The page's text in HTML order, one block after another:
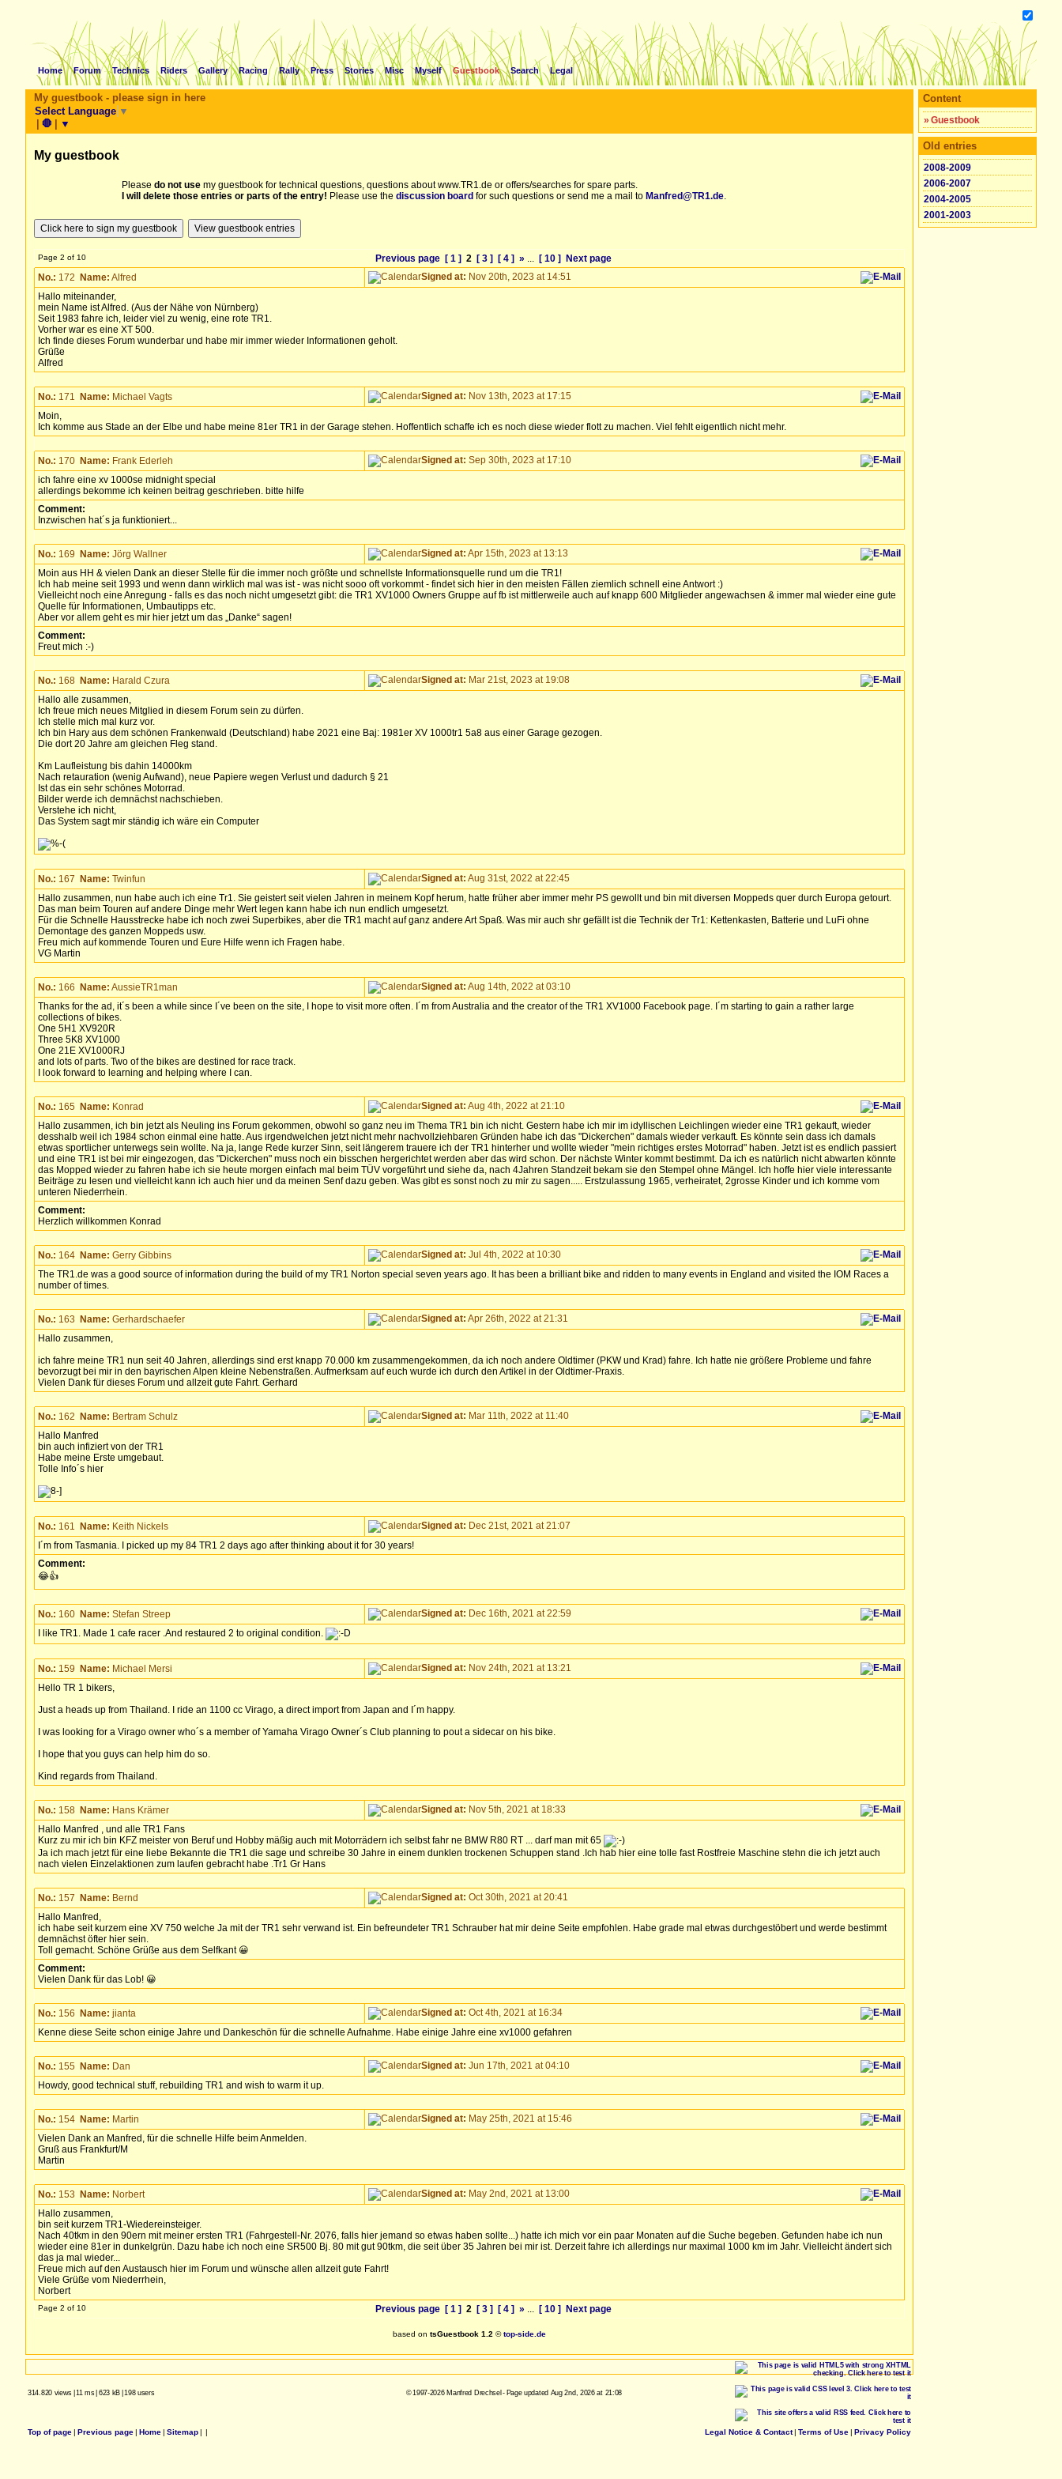
Home Forum Technics Riders Gallery Racing Rally Press Stories Misc Myself Guestbook Search Legal
My guestbook - please sign in here
Select Language ▼
| 🛑 | ▼
My guestbook
Please do not use my guestbook for technical questions, questions about www.TR1.de or offers/searches for spare parts.
I will delete those entries or parts of the entry! Please use the discussion board for such questions or send me a mail to Manfred@TR1.de
Page 2 of 10 Previous page [ 1 ] 2 [ 3 ] [ 4 ] » [ 10 ] Next page
No.: 172 Name: Alfred Signed at: Nov 20th, 2023 at 14:51
Hallo miteinander,
mein Name ist Alfred. (Aus der Nähe von Nürnberg)
Seit 1983 fahre ich, leider viel zu wenig, eine rote TR1.
Vorher war es eine XT 500.
Ich finde dieses Forum wunderbar und habe mir immer wieder Informationen geholt.
Grüße
Alfred
No.: 171 Name: Michael Vagts Signed at: Nov 13th, 2023 at 17:15
Moin,
Ich komme aus Stade an der Elbe und habe meine 81er TR1 in der Garage stehen. Hoffentlich schaffe ich es noch diese wieder flott zu machen. Viel fehlt eigentlich nicht mehr.
No.: 170 Name: Frank Ederleh Signed at: Sep 30th, 2023 at 17:10
ich fahre eine xv 1000se midnight special
allerdings bekomme ich keinen beitrag geschrieben. bitte hilfe
Comment:
Inzwischen hat´s ja funktioniert...
No.: 169 Name: Jörg Wallner Signed at: Apr 15th, 2023 at 13:13
Moin aus HH & vielen Dank an dieser Stelle für die immer noch größte und schnellste Informationsquelle rund um die TR1!
Ich hab meine seit 1993 und wenn dann wirklich mal was ist - was nicht sooo oft vorkommt - findet sich hier in den meisten Fällen ziemlich schnell eine Antwort :)
Vielleicht noch eine Anregung - falls es das noch nicht umgesetzt gibt: die TR1 XV1000 Owners Gruppe auf fb ist mittlerweile auch auf knapp 600 Mitglieder angewachsen & immer mal wieder eine gute
Quelle für Informationen, Umbautipps etc.
Aber vor allem geht es mir hier jetzt um das „Danke“ sagen!
Comment:
Freut mich :-)
No.: 168 Name: Harald Czura Signed at: Mar 21st, 2023 at 19:08
Hallo alle zusammen,
Ich freue mich neues Mitglied in diesem Forum sein zu dürfen.
Ich stelle mich mal kurz vor.
Ich bin Hary aus dem schönen Frankenwald (Deutschland) habe 2021 eine Baj: 1981er XV 1000tr1 5a8 aus einer Garage gezogen.
Die dort 20 Jahre am gleichen Fleg stand.
Km Laufleistung bis dahin 14000km
Nach retauration (wenig Aufwand), neue Papiere wegen Verlust und dadurch § 21
Ist das ein sehr schönes Motorrad.
Bilder werde ich demnächst nachschieben.
Verstehe ich nicht,
Das System sagt mir ständig ich wäre ein Computer
No.: 167 Name: Twinfun Signed at: Aug 31st, 2022 at 22:45
Hallo zusammen, nun habe auch ich eine Tr1. Sie geistert seit vielen Jahren in meinem Kopf herum, hatte früher aber immer mehr PS gewollt und bin mit diversen Moppeds quer durch Europa getourt.
Das man beim Touren auf andere Dinge mehr Wert legen kann habe ich nun endlich umgesetzt.
Für die Schnelle Hausstrecke habe ich noch zwei Superbikes, aber die TR1 macht auf ganz andere Art Spaß. Was mir auch shr gefällt ist die Technik der Tr1: Kettenkasten, Batterie und LuFi ohne
Demontage des ganzen Moppeds usw.
Freu mich auf kommende Touren und Eure Hilfe wenn ich Fragen habe.
VG Martin
No.: 166 Name: AussieTR1man Signed at: Aug 14th, 2022 at 03:10
Thanks for the ad, it´s been a while since I´ve been on the site, I hope to visit more often. I´m from Australia and the creator of the TR1 XV1000 Facebook page. I´m starting to gain a rather large
collections of bikes.
One 5H1 XV920R
Three 5K8 XV1000
One 21E XV1000RJ
and lots of parts. Two of the bikes are destined for race track.
I look forward to learning and helping where I can.
No.: 165 Name: Konrad Signed at: Aug 4th, 2022 at 21:10
Hallo zusammen, ich bin jetzt als Neuling ins Forum gekommen, obwohl so ganz neu im Thema TR1 bin ich nicht. Gestern habe ich mir im idyllischen Leichlingen wieder eine TR1 gekauft, wieder
desshalb weil ich 1984 schon einmal eine hatte. Aus irgendwelchen jetzt nicht mehr nachvollziehbaren Gründen habe ich das "Dickerchen" damals wieder verkauft. Es könnte sein dass ich damals
etwas sportlicher unterwegs sein wollte. Na ja, lange Rede kurzer Sinn, seit längerem trauere ich der TR1 hinterher und wollte wieder "mein richtiges erstes Motorrad" haben. Jetzt ist es endlich passiert
und eine TR1 ist bei mir eingezogen, das "Dickerchen" muss noch ein bisschen hergerichtet werden aber das wird schon. Der nächste Winter kommt bestimmt. Da ich es natürlich nicht abwarten könnte
das Mopped wieder zu fahren habe ich sie heute morgen einfach mal beim TÜV vorgeführt und siehe da, nach 4Jahren Standzeit bekam sie den Stempel ohne Mängel. Ich hoffe hier viele interessante
Beiträge zu lesen und vielleicht kann ich auch hier und da meinen Senf dazu geben. Was gibt es sonst noch zu mir zu sagen..... Erstzulassung 1965, verheiratet, 2grosse Kinder und ich komme vom
unteren Niederrhein.
Comment:
Herzlich willkommen Konrad
No.: 164 Name: Gerry Gibbins Signed at: Jul 4th, 2022 at 10:30
The TR1.de was a good source of information during the build of my TR1 Norton special seven years ago. It has been a brilliant bike and ridden to many events in England and visited the IOM Races a
number of times.
No.: 163 Name: Gerhardschaefer Signed at: Apr 26th, 2022 at 21:31
Hallo zusammen,
ich fahre meine TR1 nun seit 40 Jahren, allerdings sind erst knapp 70.000 km zusammengekommen, da ich noch andere Oldtimer (PKW und Krad) fahre. Ich hatte nie größere Probleme und fahre
bevorzugt bei mir in den bayrischen Alpen kleine Nebenstraßen. Aufmerksam auf euch wurde ich durch den Artikel in der Oldtimer-Praxis.
Vielen Dank für dieses Forum und allzeit gute Fahrt. Gerhard
No.: 162 Name: Bertram Schulz Signed at: Mar 11th, 2022 at 11:40
Hallo Manfred
bin auch infiziert von der TR1
Habe meine Erste umgebaut.
Tolle Info´s hier
No.: 161 Name: Keith Nickels Signed at: Dec 21st, 2021 at 21:07
I´m from Tasmania. I picked up my 84 TR1 2 days ago after thinking about it for 30 years!
Comment:
😂👍
No.: 160 Name: Stefan Streep Signed at: Dec 16th, 2021 at 22:59
I like TR1. Made 1 cafe racer .And restaured 2 to original condition.
No.: 159 Name: Michael Mersi Signed at: Nov 24th, 2021 at 13:21
Hello TR 1 bikers,
Just a heads up from Thailand. I ride an 1100 cc Virago, a direct import from Japan and I´m happy.
I was looking for a Virago owner who´s a member of Yamaha Virago Owner´s Club planning to pout a sidecar on his bike.
I hope that you guys can help him do so.
Kind regards from Thailand.
No.: 158 Name: Hans Krämer Signed at: Nov 5th, 2021 at 18:33
Hallo Manfred , und alle TR1 Fans
Kurz zu mir ich bin KFZ meister von Beruf und Hobby mäßig auch mit Motorrädern ich selbst fahr ne BMW R80 RT ... darf man mit 65
Ja ich mach jetzt für eine liebe Bekannte die TR1 die sage und schreibe 30 Jahre in einem dunklen trockenen Schuppen stand .Ich hab hier eine tolle fast Rostfreie Maschine stehn die ich jetzt auch
nach vielen Einzelaktionen zum laufen gebracht habe .Tr1 Gr Hans
No.: 157 Name: Bernd Signed at: Oct 30th, 2021 at 20:41
Hallo Manfred,
ich habe seit kurzem eine XV 750 welche Ja mit der TR1 sehr verwand ist. Ein befreundeter TR1 Schrauber hat mir deine Seite empfohlen. Habe grade mal etwas durchgestöbert und werde bestimmt
demnächst öfter hier sein.
Toll gemacht. Schöne Grüße aus dem Selfkant 😀
Comment:
Vielen Dank für das Lob! 😀
No.: 156 Name: jianta Signed at: Oct 4th, 2021 at 16:34
Kenne diese Seite schon einige Jahre und Dankeschön für die schnelle Aufnahme. Habe einige Jahre eine xv1000 gefahren
No.: 155 Name: Dan Signed at: Jun 17th, 2021 at 04:10
Howdy, good technical stuff, rebuilding TR1 and wish to warm it up.
No.: 154 Name: Martin Signed at: May 25th, 2021 at 15:46
Vielen Dank an Manfred, für die schnelle Hilfe beim Anmelden.
Gruß aus Frankfurt/M
Martin
No.: 153 Name: Norbert Signed at: May 2nd, 2021 at 13:00
Hallo zusammen,
bin seit kurzem TR1-Wiedereinsteiger.
Nach 40tkm in den 90ern mit meiner ersten TR1 (Fahrgestell-Nr. 2076, falls hier jemand so etwas haben sollte...) hatte ich mich vor ein paar Monaten auf die Suche begeben. Gefunden habe ich nun
wieder eine 81er in dunkelgrün. Dazu habe ich noch eine SR500 Bj. 80 mit gut 90tkm, die seit über 35 Jahren bei mir ist. Derzeit fahre ich allerdings nur maximal 1000 km im Jahr. Vielleicht ändert sich
das ja mal wieder...
Freue mich auf den Austausch hier im Forum und wünsche allen allzeit gute Fahrt!
Viele Grüße vom Niederrhein,
Norbert
Page 2 of 10 Previous page [ 1 ] 2 [ 3 ] [ 4 ] » [ 10 ] Next page
based on tsGuestbook 1.2 ©top-side.de
Content
» Guestbook
Old entries
2008-2009
2006-2007
2004-2005
2001-2003
314.820 views |11 ms| 623 kB |198 users © 1997-2026 Manfred Drechsel - Page updated Aug 2nd, 2026 at 21:08
Top of page| Previous page| Home| Sitemap| | Legal Notice & Contact| Terms of Use| Privacy Policy